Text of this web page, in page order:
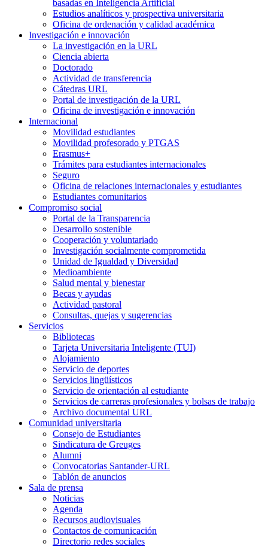
basadas en Inteligencia Artificial
Estudios analíticos y prospectiva universitaria
Oficina de ordenación y calidad académica
Investigación e innovación
La investigación en la URL
Ciencia abierta
Doctorado
Actividad de transferencia
Cátedras URL
Portal de investigación de la URL
Oficina de investigación e innovación
Internacional
Movilidad estudiantes
Movilidad profesorado y PTGAS
Erasmus+
Trámites para estudiantes internacionales
Seguro
Oficina de relaciones internacionales y estudiantes
Estudiantes comunitarios
Compromiso social
Portal de la Transparencia
Desarrollo sostenible
Cooperación y voluntariado
Investigación socialmente comprometida
Unidad de Igualdad y Diversidad
Medioambiente
Salud mental y bienestar
Becas y ayudas
Actividad pastoral
Consultas, quejas y sugerencias
Servicios
Bibliotecas
Tarjeta Universitaria Inteligente (TUI)
Alojamiento
Servicio de deportes
Servicios lingüísticos
Servicio de orientación al estudiante
Servicios de carreras profesionales y bolsas de trabajo
Archivo documental URL
Comunidad universitaria
Consejo de Estudiantes
Sindicatura de Greuges
Alumni
Convocatorias Santander-URL
Tablón de anuncios
Sala de prensa
Noticias
Agenda
Recursos audiovisuales
Contactos de comunicación
Directorio redes sociales